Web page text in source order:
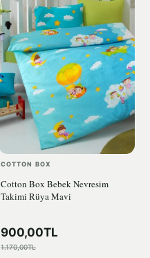
COTTON BOX
Cotton Box Bebek Nevresim
Takimi Rüya Mavi
900,00TL
1.170,00TL